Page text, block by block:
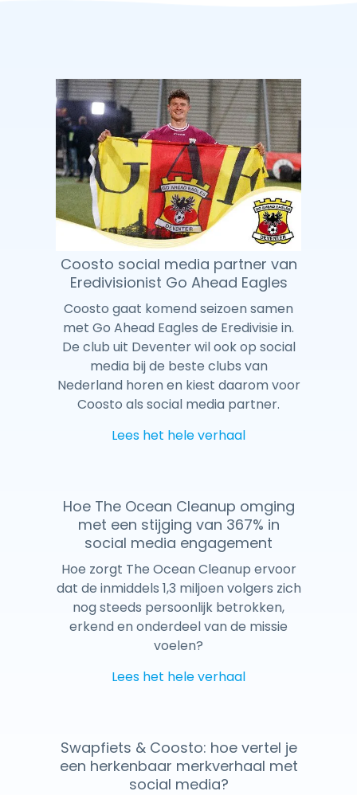
Coosto social media partner van
Eredivisionist Go Ahead Eagles
Coosto gaat komend seizoen samen
met Go Ahead Eagles de Eredivisie in.
De club uit Deventer wil ook op social
media bij de beste clubs van
Nederland horen en kiest daarom voor
Coosto als social media partner.
Lees het hele verhaal
Hoe The Ocean Cleanup omging
met een stijging van 367% in
social media engagement
Hoe zorgt The Ocean Cleanup ervoor
dat de inmiddels 1,3 miljoen volgers zich
nog steeds persoonlijk betrokken,
erkend en onderdeel van de missie
voelen?
Lees het hele verhaal
Swapfiets & Coosto: hoe vertel je
een herkenbaar merkverhaal met
social media?